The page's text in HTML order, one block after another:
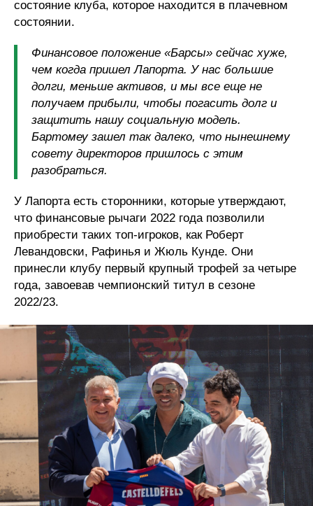
состояние клуба, которое находится в плачевном
состоянии.
Финансовое положение «Барсы» сейчас хуже,
чем когда пришел Лапорта. У нас большие
долги, меньше активов, и мы все еще не
получаем прибыли, чтобы погасить долг и
защитить нашу социальную модель.
Бартомеу зашел так далеко, что нынешнему
совету директоров пришлось с этим
разобраться.
У Лапорта есть сторонники, которые утверждают,
что финансовые рычаги 2022 года позволили
приобрести таких топ-игроков, как Роберт
Левандовски, Рафинья и Жюль Кунде. Они
принесли клубу первый крупный трофей за четыре
года, завоевав чемпионский титул в сезоне
2022/23.